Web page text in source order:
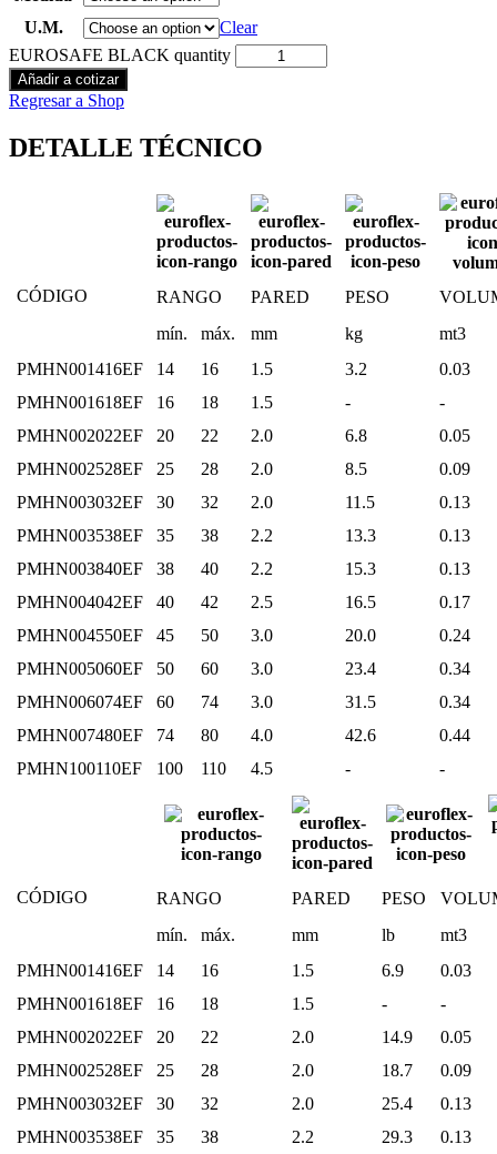
U.M.
Clear
EUROSAFE BLACK quantity
Añadir a cotizar
Regresar a Shop
DETALLE TÉCNICO
CÓDIGO RANGO PARED PESO
mín.
máx. mm kg
mt3
PMHN001416EF
14 16 1.5 3.2
0.03
PMHN001618EF
16 18 1.5 -
-
PMHN002022EF
20 22 2.0 6.8
0.05
PMHN002528EF
25 28 2.0 8.5
0.09
PMHN003032EF
30 32 2.0 11.5
0.13
PMHN003538EF
35 38 2.2 13.3
0.13
PMHN003840EF
38 40 2.2 15.3
0.13
PMHN004042EF
40 42 2.5 16.5
0.17
PMHN004550EF
45 50 3.0 20.0
0.24
PMHN005060EF
50 60 3.0 23.4
0.34
PMHN006074EF
60 74 3.0 31.5
0.34
PMHN007480EF
74 80 4.0 42.6
0.44
PMHN100110EF
100 110 4.5 - -
CÓDIGO RANGO PARED PESO
mín.
máx. mm lb
mt3
PMHN001416EF
14 16 1.5 6.9
0.03
PMHN001618EF
16 18 1.5 -
-
PMHN002022EF
20 22 2.0 14.9
0.05
PMHN002528EF
25 28 2.0 18.7
0.09
PMHN003032EF
30 32 2.0 25.4
0.13
PMHN003538EF
35 38 2.2 29.3
0.13